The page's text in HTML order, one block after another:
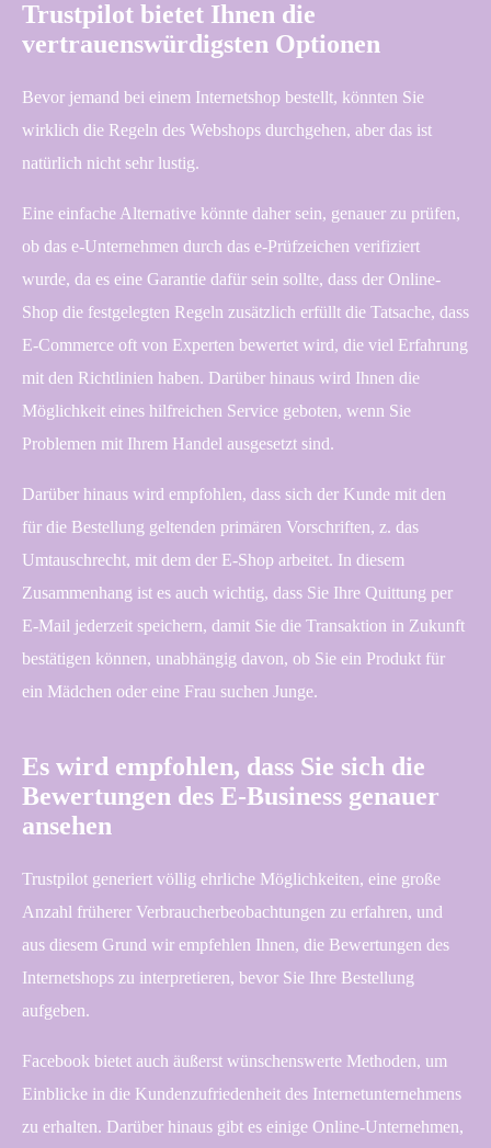
Trustpilot bietet Ihnen die
vertrauenswürdigsten Optionen
Bevor jemand bei einem Internetshop bestellt, könnten Sie
wirklich die Regeln des Webshops durchgehen, aber das ist
natürlich nicht sehr lustig.
Eine einfache Alternative könnte daher sein, genauer zu prüfen,
ob das e-Unternehmen durch das e-Prüfzeichen verifiziert
wurde, da es eine Garantie dafür sein sollte, dass der Online-
Shop die festgelegten Regeln zusätzlich erfüllt die Tatsache, dass
E-Commerce oft von Experten bewertet wird, die viel Erfahrung
mit den Richtlinien haben. Darüber hinaus wird Ihnen die
Möglichkeit eines hilfreichen Service geboten, wenn Sie
Problemen mit Ihrem Handel ausgesetzt sind.
Darüber hinaus wird empfohlen, dass sich der Kunde mit den
für die Bestellung geltenden primären Vorschriften, z. das
Umtauschrecht, mit dem der E-Shop arbeitet. In diesem
Zusammenhang ist es auch wichtig, dass Sie Ihre Quittung per
E-Mail jederzeit speichern, damit Sie die Transaktion in Zukunft
bestätigen können, unabhängig davon, ob Sie ein Produkt für
ein Mädchen oder eine Frau suchen Junge.
Es wird empfohlen, dass Sie sich die
Bewertungen des E-Business genauer
ansehen
Trustpilot generiert völlig ehrliche Möglichkeiten, eine große
Anzahl früherer Verbraucherbeobachtungen zu erfahren, und
aus diesem Grund wir empfehlen Ihnen, die Bewertungen des
Internetshops zu interpretieren, bevor Sie Ihre Bestellung
aufgeben.
Facebook bietet auch äußerst wünschenswerte Methoden, um
Einblicke in die Kundenzufriedenheit des Internetunternehmens
zu erhalten. Darüber hinaus gibt es einige Online-Unternehmen,